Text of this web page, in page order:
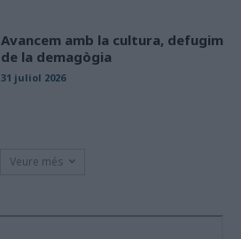
Avancem amb la cultura, defugim
de la demagògia
31 juliol 2026
Veure més